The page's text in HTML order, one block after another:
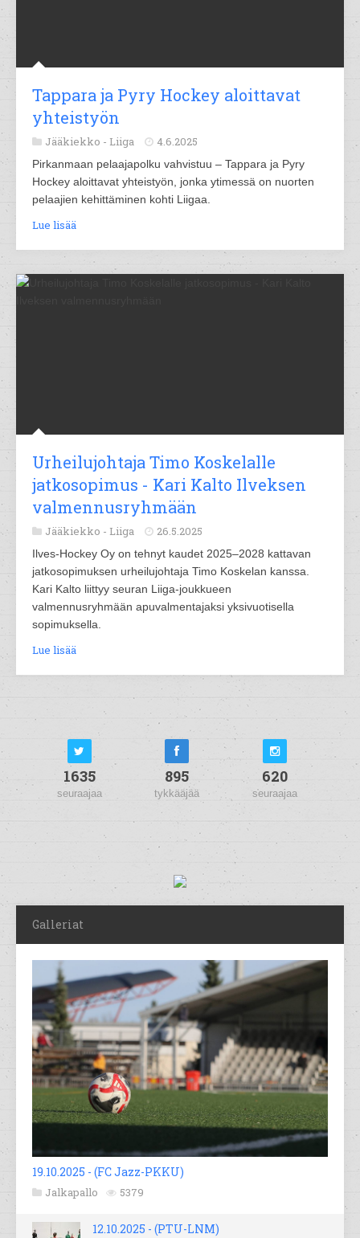
Tappara ja Pyry Hockey aloittavat
yhteistyön
Jääkiekko - Liiga 4.6.2025
Pirkanmaan pelaajapolku vahvistuu – Tappara ja Pyry
Hockey aloittavat yhteistyön, jonka ytimessä on nuorten
pelaajien kehittäminen kohti Liigaa.
Lue lisää
Urheilujohtaja Timo Koskelalle
jatkosopimus - Kari Kalto Ilveksen
valmennusryhmään
Jääkiekko - Liiga 26.5.2025
Ilves-Hockey Oy on tehnyt kaudet 2025–2028 kattavan
jatkosopimuksen urheilujohtaja Timo Koskelan kanssa.
Kari Kalto liittyy seuran Liiga-joukkueen
valmennusryhmään apuvalmentajaksi yksivuotisella
sopimuksella.
Lue lisää
1635
seuraajaa
895
tykkääjää
620
seuraajaa
Galleriat
19.10.2025 - (FC Jazz-PKKU)
Jalkapallo 5379
12.10.2025 - (PTU-LNM)